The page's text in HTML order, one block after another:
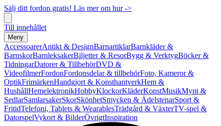
Sälj ditt fordon gratis! Läs mer om hur ->
Till innehållet
Meny
AccessoarerAntikt & DesignBarnartiklarBarnkläder &
BarnskorBarnleksakerBiljetter & ResorBygg & VerktygBöcker &
TidningarDatorer & TillbehörDVD &
VideofilmerFordonFordonsdelar & tillbehörFoto, Kameror &
OptikFrimärkenHandgjort & KonsthantverkHem &
HushållHemelektronikHobbyKlockorKläderKonstMusikMynt &
SedlarSamlarsakerSkorSkönhetSmycken & ÄdelstenarSport &
FritidTelefoni, Tablets & WearablesTrädgård & VäxterTV-spel &
DatorspelVykort & BilderÖvrigtInspiration